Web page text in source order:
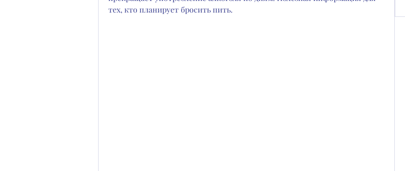
тех, кто планирует бросить пить.